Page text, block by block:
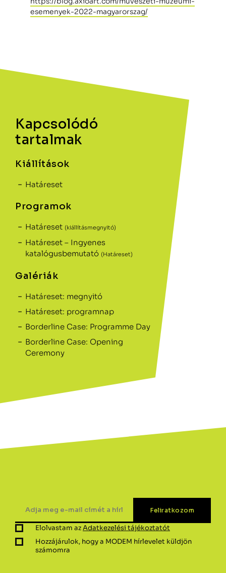
Kapcsolódó
tartalmak
Kiállítások
Határeset
Programok
Határeset (kiállításmegnyitó)
Határeset – Ingyenes
katalógusbemutató (Határeset)
Galériák
Határeset: megnyitó
Határeset: programnap
Borderline Case: Programme Day
Borderline Case: Opening
Ceremony
esemenyek-2022-magyarorszag/
Elolvastam azAdatkezelési tájékoztatót
Hozzájárulok, hogy a MODEM hírlevelet küldjön
számomra